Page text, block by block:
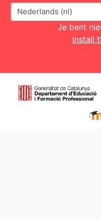
Taal
Je bent
Install